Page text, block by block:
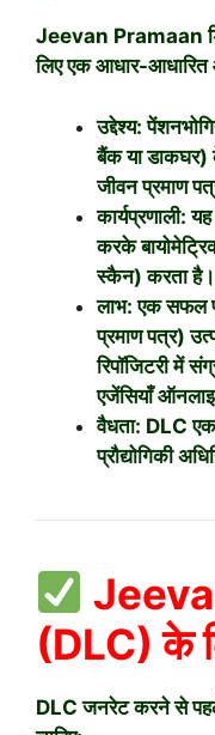
Jeevan Pramaan
लिए एक आधार-आधारित
उद्देश्य:
बैंक या डाकघर)
जीवन प्रमाण
कार्यप्रणाली:
करके
स्कैन) करता है।
लाभ: एक सफल
प्रमाण पत्र)
रिपॉजिटरी में
एजेंसियाँ
वैधता: DLC
प्रौद्योगिकी
(DLC) के
DLC जनरेट करने से